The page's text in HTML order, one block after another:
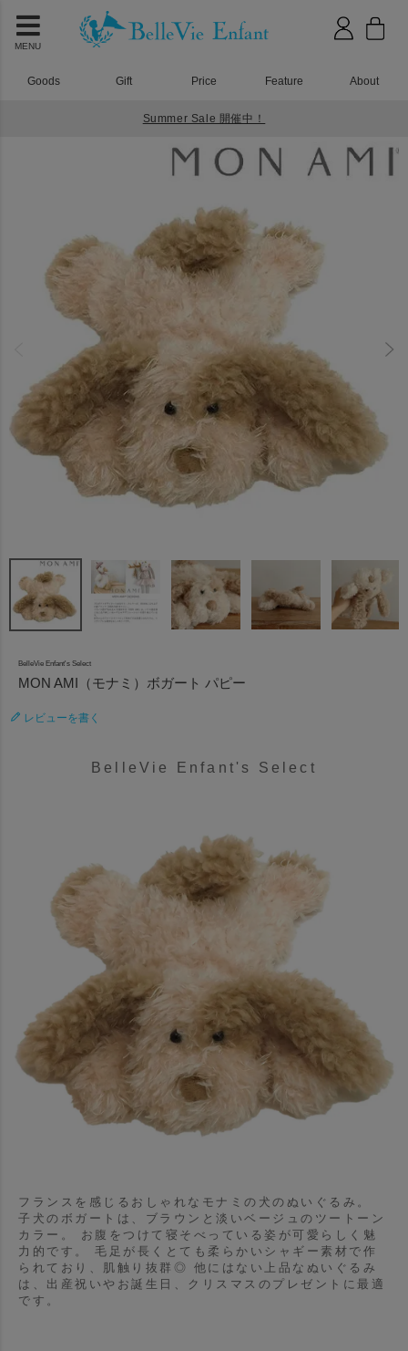
MENU
Goods Gift Price Feature About
Summer Sale 開催中！
MON AMI（モナミ）ボガート パピー
BelleVie Enfant's Select
MON AMI（モナミ）ボガート パピー
レビューを書く
BelleVie Enfant's Select
フランスを感じるおしゃれなモナミの犬のぬいぐるみ。
子犬のボガートは、ブラウンと淡いベージュのツートーン
カラー。 お腹をつけて寝そべっている姿が可愛らしく魅
力的です。 毛足が長くとても柔らかいシャギー素材で作
られており、肌触り抜群◎ 他にはない上品なぬいぐるみ
は、出産祝いやお誕生日、クリスマスのプレゼントに最適
です。